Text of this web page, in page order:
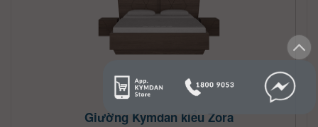
Giường Kymdan kiểu Zora